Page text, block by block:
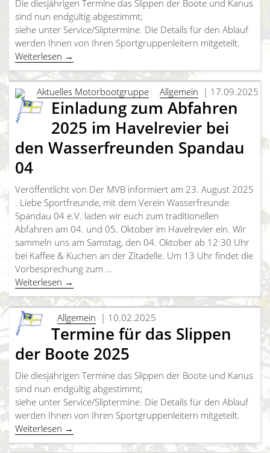
Die diesjährigen Termine das Slippen der Boote und Kanus
sind nun endgültig abgestimmt;
siehe unter Service/Sliptermine. Die Details für den Ablauf
werden Ihnen von Ihren Sportgruppenleitern mitgeteilt.
Weiterlesen →
Aktuelles Motorbootgruppe Allgemein | 17.09.2025
Einladung zum Abfahren
2025 im Havelrevier bei
den Wasserfreunden Spandau
04
Veröffentlicht von Der MVB informiert am 23. August 2025
. Liebe Sportfreunde, mit dem Verein Wasserfreunde
Spandau 04 e.V. laden wir euch zum traditionellen
Abfahren am 04. und 05. Oktober im Havelrevier ein. Wir
sammeln uns am Samstag, den 04. Oktober ab 12:30 Uhr
bei Kaffee & Kuchen an der Zitadelle. Um 13 Uhr findet die
Vorbesprechung zum …
Weiterlesen →
Allgemein | 10.02.2025
Termine für das Slippen
der Boote 2025
Die diesjährigen Termine das Slippen der Boote und Kanus
sind nun endgültig abgestimmt;
siehe unter Service/Sliptermine. Die Details für den Ablauf
werden Ihnen von Ihren Sportgruppenleitern mitgeteilt.
Weiterlesen →